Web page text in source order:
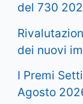
del 730
dei nuovi
I Premi
Agosto